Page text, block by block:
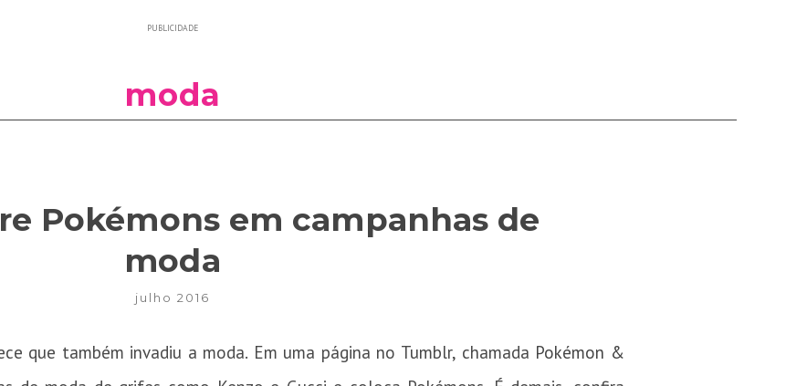
PUBLICIDADE
moda
Pokémons em campanhas de
moda
julho 2016
que também invadiu a moda. Em uma página no Tumblr, chamada Pokémon &